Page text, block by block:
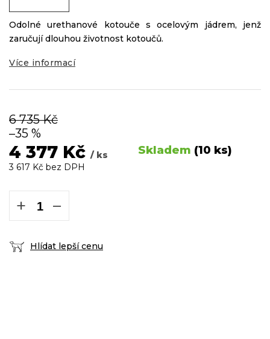
6 735 Kč
–35 %
4 377 Kč / ks Skladem (10 ks)
3 617 Kč bez DPH
+ −
Hlídat lepší cenu
Odolné urethanové kotouče s ocelovým jádrem, jenž
zaručují dlouhou životnost kotoučů.
Více informací